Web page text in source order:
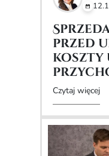
przed
koszty
Czytaj więcej